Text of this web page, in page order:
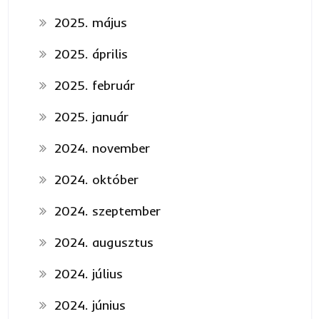
2025. május
2025. április
2025. február
2025. január
2024. november
2024. október
2024. szeptember
2024. augusztus
2024. július
2024. június